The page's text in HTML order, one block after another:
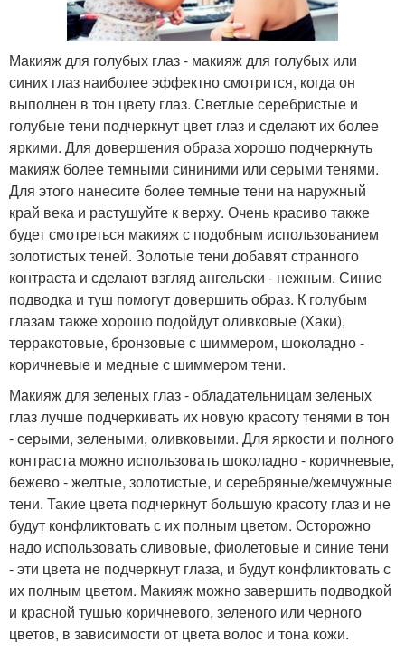
Макияж для голубых глаз - макияж для голубых или
синих глаз наиболее эффектно смотрится, когда он
выполнен в тон цвету глаз. Светлые серебристые и
голубые тени подчеркнут цвет глаз и сделают их более
яркими. Для довершения образа хорошо подчеркнуть
макияж более темными сининими или серыми тенями.
Для этого нанесите более темные тени на наружный
край века и растушуйте к верху. Очень красиво также
будет смотреться макияж с подобным использованием
золотистых теней. Золотые тени добавят странного
контраста и сделают взгляд ангельски - нежным. Синие
подводка и туш помогут довершить образ. К голубым
глазам также хорошо подойдут оливковые (Хаки),
терракотовые, бронзовые с шиммером, шоколадно -
коричневые и медные с шиммером тени.
Макияж для зеленых глаз - обладательницам зеленых
глаз лучше подчеркивать их новую красоту тенями в тон
- серыми, зелеными, оливковыми. Для яркости и полного
контраста можно использовать шоколадно - коричневые,
бежево - желтые, золотистые, и серебряные/жемчужные
тени. Такие цвета подчеркнут большую красоту глаз и не
будут конфликтовать с их полным цветом. Осторожно
надо использовать сливовые, фиолетовые и синие тени
- эти цвета не подчеркнут глаза, и будут конфликтовать с
их полным цветом. Макияж можно завершить подводкой
и красной тушью коричневого, зеленого или черного
цветов, в зависимости от цвета волос и тона кожи.